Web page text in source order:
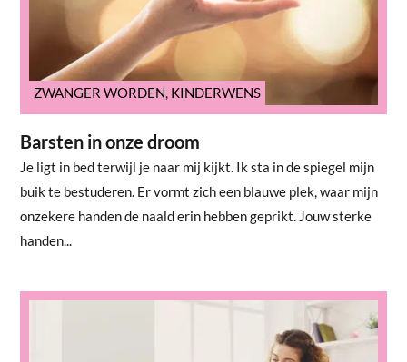
ZWANGER WORDEN, KINDERWENS
Barsten in onze droom
Je ligt in bed terwijl je naar mij kijkt. Ik sta in de spiegel mijn
buik te bestuderen. Er vormt zich een blauwe plek, waar mijn
onzekere handen de naald erin hebben geprikt. Jouw sterke
handen...